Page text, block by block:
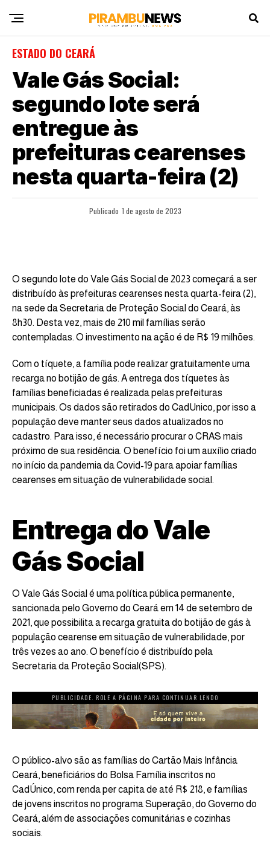
ESTADO DO CEARÁ
Vale Gás Social:
segundo lote será
entregue às
prefeituras cearenses
nesta quarta-feira (2)
Publicado 1 de agosto de 2023
O segundo lote do Vale Gás Social de 2023 começará a ser
distribuído às prefeituras cearenses nesta quarta-feira (2),
na sede da Secretaria de Proteção Social do Ceará, às
8h30. Desta vez, mais de 210 mil famílias serão
contempladas. O investimento na ação é de R$ 19 milhões.
Com o tíquete, a família pode realizar gratuitamente uma
recarga no botijão de gás. A entrega dos tíquetes às
famílias beneficiadas é realizada pelas prefeituras
municipais. Os dados são retirados do CadUnico, por isso a
população deve manter seus dados atualizados no
cadastro. Para isso, é necessário procurar o CRAS mais
próximo de sua residência. O benefício foi um auxílio criado
no início da pandemia da Covid-19 para apoiar famílias
cearenses em situação de vulnerabilidade social.
Entrega do Vale
Gás Social
O Vale Gás Social é uma política pública permanente,
sancionada pelo Governo do Ceará em 14 de setembro de
2021, que possibilita a recarga gratuita do botijão de gás à
população cearense em situação de vulnerabilidade, por
três vezes ao ano. O benefício é distribuído pela
Secretaria da Proteção Social(SPS).
PUBLICIDADE. ROLE A PÁGINA PARA CONTINUAR LENDO
O público-alvo são as famílias do Cartão Mais Infância
Ceará, beneficiários do Bolsa Família inscritos no
CadÚnico, com renda per capita de até R$ 218, e famílias
de jovens inscritos no programa Superação, do Governo do
Ceará, além de associações comunitárias e cozinhas
sociais.